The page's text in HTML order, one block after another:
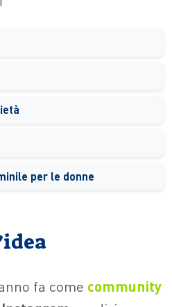
per le donne
fa come community